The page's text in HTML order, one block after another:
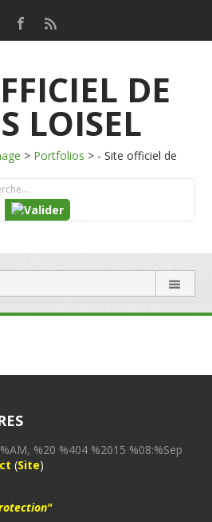
DE
LOISEL
> Portfolios > - Site officiel de
%20 %404 %2015 %08:%Sep
(Site)